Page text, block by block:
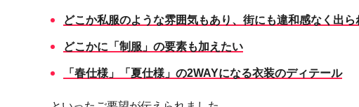
どこか私服のような雰囲気もあり、街にも違和感なく出
どこかに「制服」の要素も加えたい
「春仕様」「夏仕様」の2WAYになる衣装のディテール